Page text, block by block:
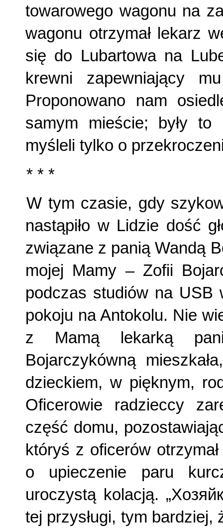
towarowego wagonu na
wagonu otrzymał lekarz
się do Lubartowa na
krewni zapewniający
Proponowano nam
samym mieście; były
myśleli tylko o
* * *
W tym czasie, gdy
nastąpiło w Lidzie dość
związane z panią Wandą
mojej Mamy – Zofii
podczas studiów na USB
pokoju na Antokolu. Nie
z Mamą lekarką
Bojarczykówną
dzieckiem, w pięknym,
Oficerowie radzieccy
część domu,
któryś z oficerów
o upieczenie paru
uroczystą kolacją.
tej przysługi, tym bardziej,